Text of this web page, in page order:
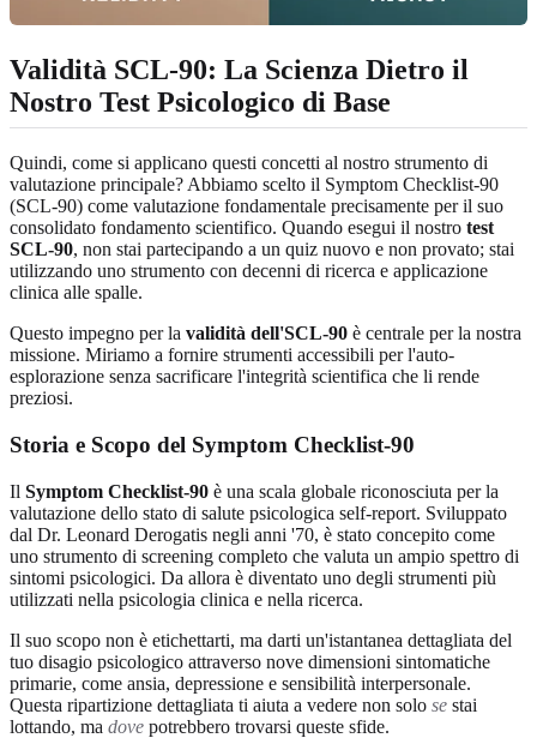
Validità SCL-90: La Scienza Dietro il
Nostro Test Psicologico di Base
Quindi, come si applicano questi concetti al nostro strumento di
valutazione principale? Abbiamo scelto il Symptom Checklist-90
(SCL-90) come valutazione fondamentale precisamente per il suo
consolidato fondamento scientifico. Quando esegui il nostro test
SCL-90, non stai partecipando a un quiz nuovo e non provato; stai
utilizzando uno strumento con decenni di ricerca e applicazione
clinica alle spalle.
Questo impegno per la validità dell'SCL-90 è centrale per la nostra
missione. Miriamo a fornire strumenti accessibili per l'auto-
esplorazione senza sacrificare l'integrità scientifica che li rende
preziosi.
Storia e Scopo del Symptom Checklist-90
Il Symptom Checklist-90 è una scala globale riconosciuta per la
valutazione dello stato di salute psicologica self-report. Sviluppato
dal Dr. Leonard Derogatis negli anni '70, è stato concepito come
uno strumento di screening completo che valuta un ampio spettro di
sintomi psicologici. Da allora è diventato uno degli strumenti più
utilizzati nella psicologia clinica e nella ricerca.
Il suo scopo non è etichettarti, ma darti un'istantanea dettagliata del
tuo disagio psicologico attraverso nove dimensioni sintomatiche
primarie, come ansia, depressione e sensibilità interpersonale.
Questa ripartizione dettagliata ti aiuta a vedere non solo se stai
lottando, ma dove potrebbero trovarsi queste sfide.